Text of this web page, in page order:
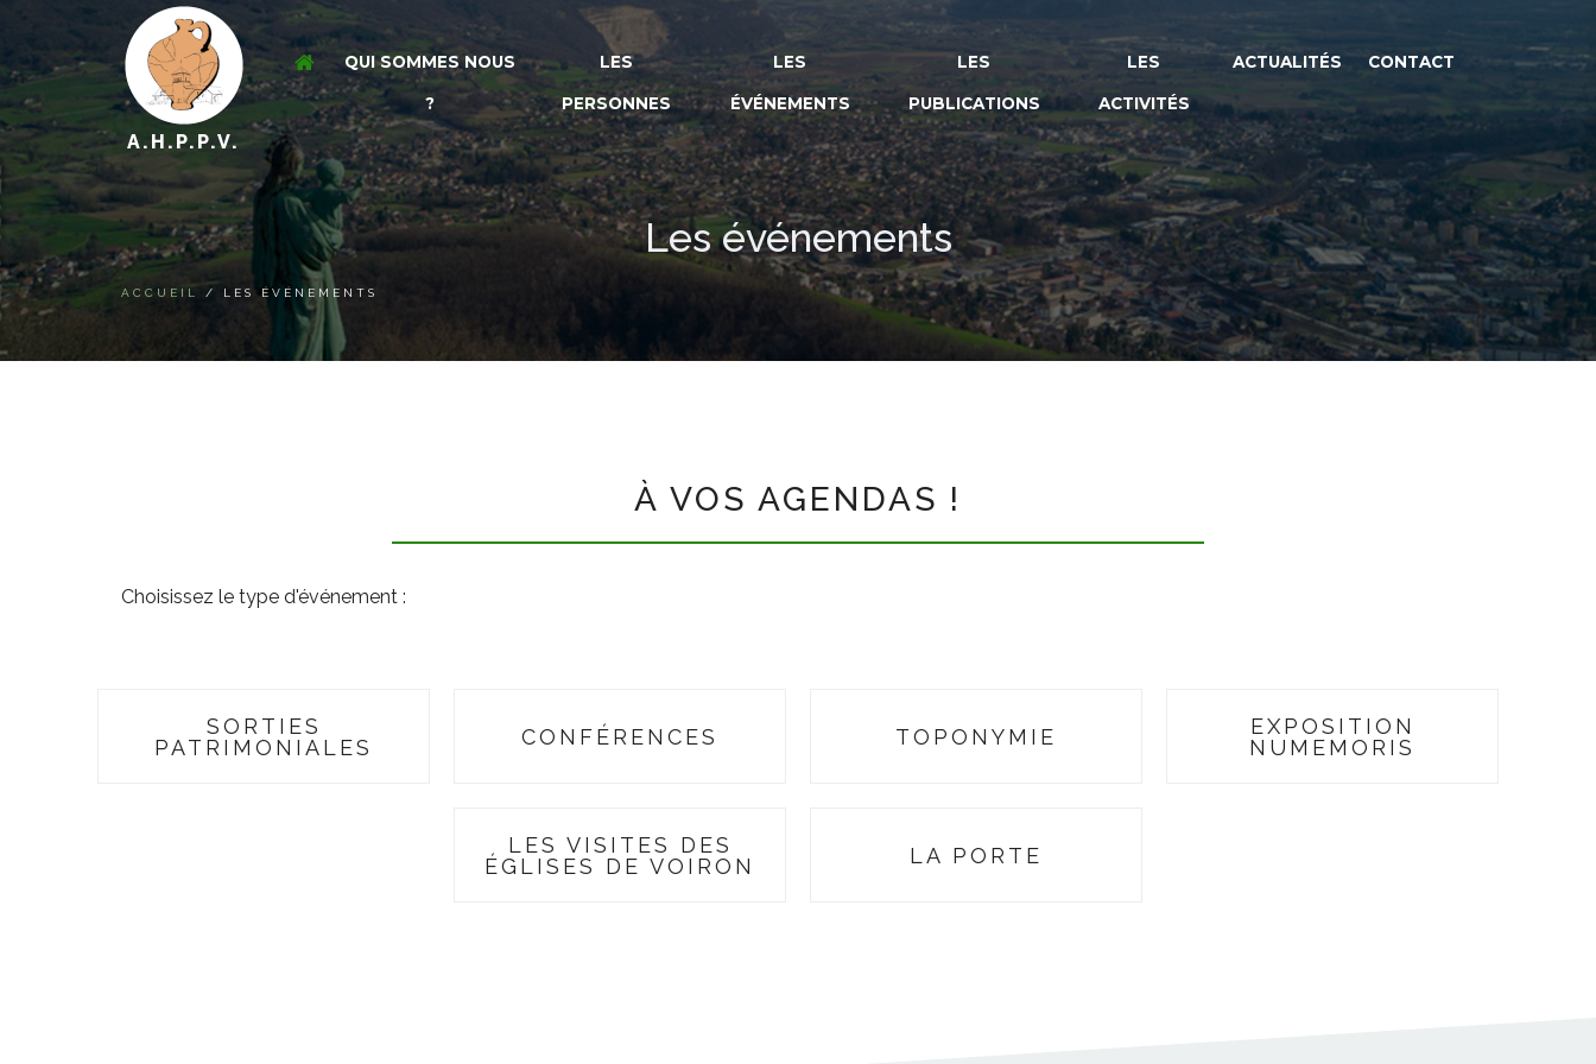
A.H.P.P.V.
QUI SOMMES NOUS
?
LES
PERSONNES
LES
ÉVÉNEMENTS
LES
PUBLICATIONS
LES
ACTIVITÉS
ACTUALITÉS CONTACT
Les événements
ACCUEIL / LES ÉVÉNEMENTS
À VOS AGENDAS !
Choisissez le type d'événement :
SORTIES
PATRIMONIALES
CONFÉRENCES TOPONYMIE
EXPOSITION
NUMEMORIS
LES VISITES DES
ÉGLISES DE VOIRON
LA PORTE